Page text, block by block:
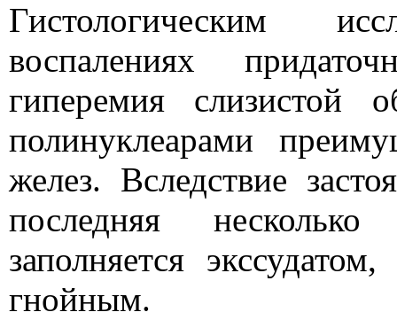
Гистологическим
воспалениях
гиперемия слизистой
полинуклеарами
желез. Вследствие
последняя
заполняется
гнойным.